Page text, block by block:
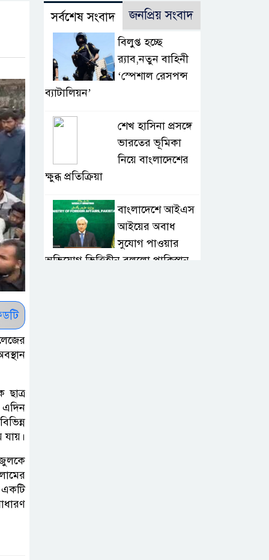
ছাত্র
এদিন
একটি
সর্বশেষ সংবাদ জনপ্রিয় সংবাদ
বিলুপ্ত হচ্ছে
র‍্যাব,নতুন বাহিনী
‘স্পেশাল রেসপন্স
ব্যাটালিয়ন’
শেখ হাসিনা প্রসঙ্গে
ভারতের ভূমিকা
নিয়ে বাংলাদেশের
ক্ষুব্ধ প্রতিক্রিয়া
বাংলাদেশে আইএস
আইয়ের অবাধ
সুযোগ পাওয়ার
অভিযোগ ভিত্তিহীন বললো পাকিস্তান